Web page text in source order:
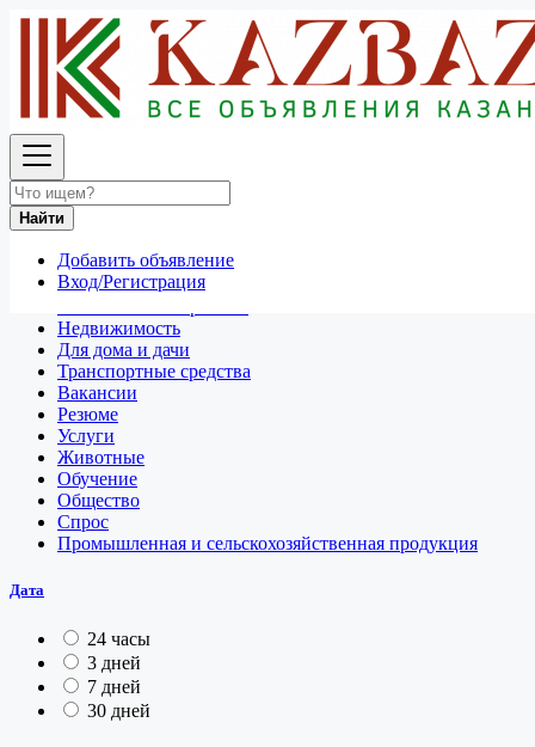
Найти
Добавить объявление
Вход/Регистрация
Продажа мотоциклов и скутеров
Все объявления в 50 км around Выхино-Жулебино
Разное
Личные вещи
Недвижимость
Для дома и дачи
Транспортные средства
Вакансии
Резюме
Услуги
Животные
Обучение
Общество
Спрос
Промышленная и сельскохозяйственная продукция
Дата
24 часы
3 дней
7 дней
30 дней